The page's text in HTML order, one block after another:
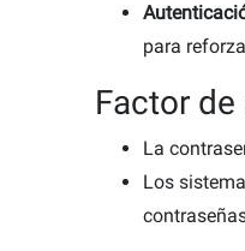
para
Factor
La
Los